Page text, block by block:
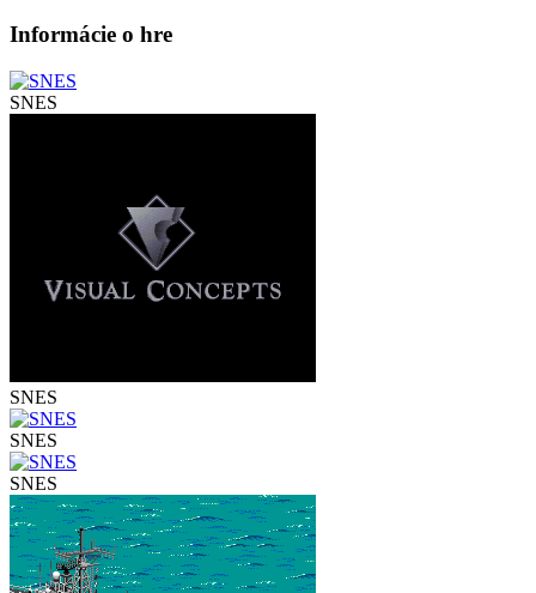
Informácie o hre
SNES
SNES
SNES
SNES